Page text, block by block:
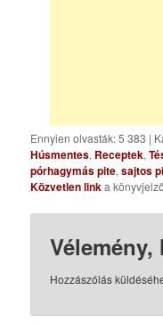
Ennyien olvasták: 5 383 |
Húsmentes, Receptek,
pórhagymás pite,sajtos
Közvetlen linka
Hozzászólás